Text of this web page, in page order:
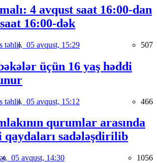
4 avqust saat 16:00-dan
16:00-dək
təhlil, 05 avqust, 15:29 507
üçün 16 yaş həddi
təhlil, 05 avqust, 15:12 466
qurumlar arasında
qaydaları sadələşdirilib
05 avqust, 14:30 1056